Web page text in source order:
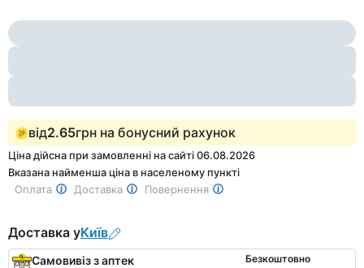
1
of
від2.65грн на бонусний рахунок
Ціна дійсна при замовленні на сайті 06.08.2026
Вказана найменша ціна в населеному пункті
Оплата
Доставка Повернення
Доставка уКиїв
Самовивіз з аптек Безкоштовно